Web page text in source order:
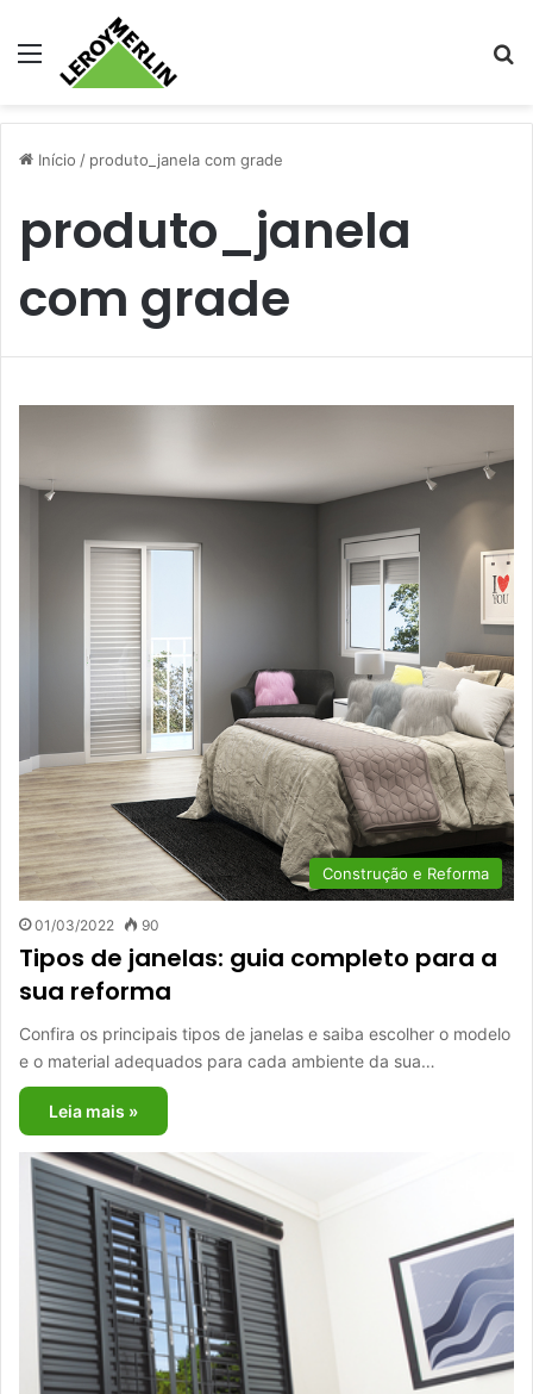
Menu
Início / produto_janela com grade
produto_janela
com grade
Construção e Reforma
01/03/2022 90
Tipos de janelas: guia completo para a
sua reforma
Confira os principais tipos de janelas e saiba escolher o modelo
e o material adequados para cada ambiente da sua…
Leia mais »